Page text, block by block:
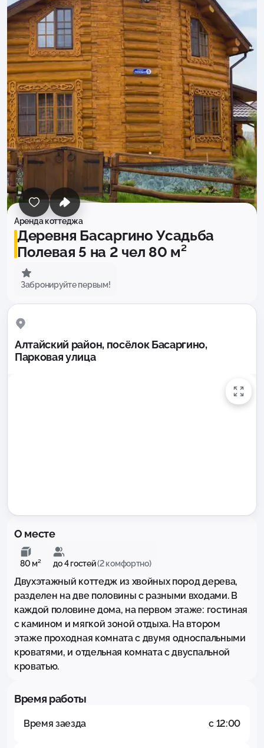
Все фото
Аренда коттеджа
Деревня Басаргино Усадьба
Полевая 5 на 2 чел 80 м²
Забронируйте первым!
Алтайский район, посёлок Басаргино,
Парковая улица
О месте
80 м² до 4 гостей(2 комфортно)
Двухэтажный коттедж из хвойных пород дерева,
разделен на две половины с разными входами. В
каждой половине дома, на первом этаже: гостиная
с камином и мягкой зоной отдыха. На втором
этаже проходная комната с двумя односпальными
кроватями, и отдельная комната с двуспальной
кроватью.
Время работы
Время заезда с 12:00